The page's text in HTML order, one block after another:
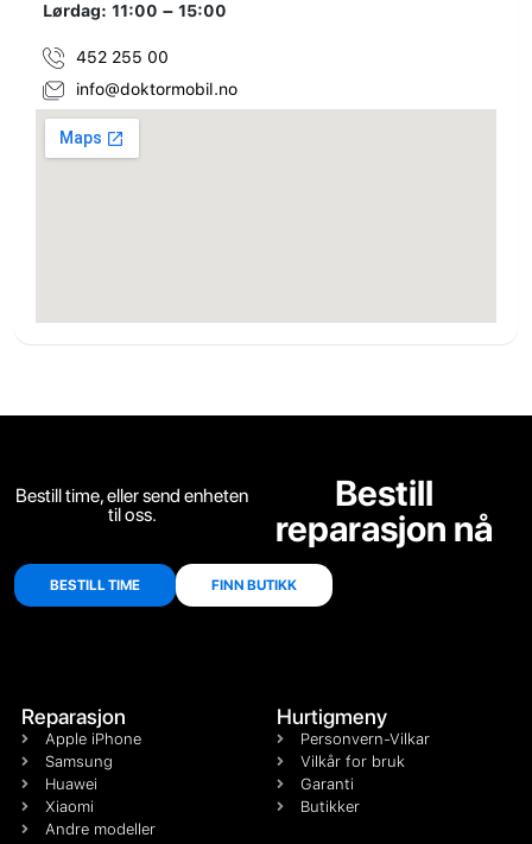
Lørdag: 11:00 – 15:00
452 255 00
info@doktormobil.no
Bestill time, eller send enheten
til oss.
Bestill
reparasjon nå
BESTILL TIME FINN BUTIKK
Reparasjon
Apple iPhone
Samsung
Huawei
Xiaomi
Andre modeller
Hurtigmeny
Personvern-Vilkar
Vilkår for bruk
Garanti
Butikker